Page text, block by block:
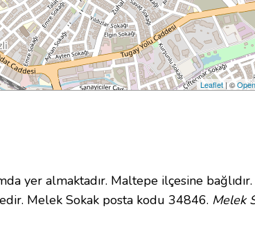
Leaflet | ©
yer almaktadır. Maltepe ilçesine bağlıdır.
Melek Sokak posta kodu 34846. Melek